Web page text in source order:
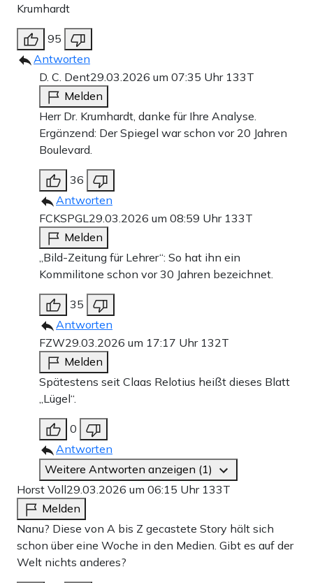
Krumhardt
95
Antworten
D. C. Dent29.03.2026 um 07:35 Uhr 133T
Melden
Herr Dr. Krumhardt, danke für Ihre Analyse.
Ergänzend: Der Spiegel war schon vor 20 Jahren
Boulevard.
36
Antworten
FCKSPGL29.03.2026 um 08:59 Uhr 133T
Melden
„Bild-Zeitung für Lehrer“: So hat ihn ein
Kommilitone schon vor 30 Jahren bezeichnet.
35
Antworten
FZW29.03.2026 um 17:17 Uhr 132T
Melden
Spätestens seit Claas Relotius heißt dieses Blatt
„Lügel“.
0
Antworten
Weitere Antworten anzeigen (1)
Horst Voll29.03.2026 um 06:15 Uhr 133T
Melden
Nanu? Diese von A bis Z gecastete Story hält sich
schon über eine Woche in den Medien. Gibt es auf der
Welt nichts anderes?